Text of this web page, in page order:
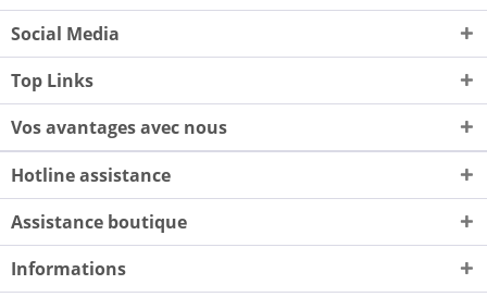
Social Media
Top Links
Vos avantages avec nous
Hotline assistance
Assistance boutique
Informations